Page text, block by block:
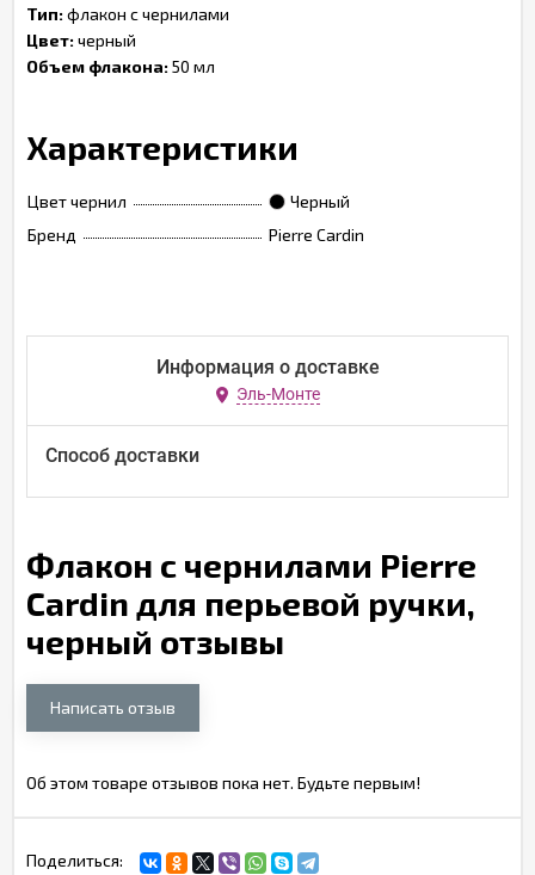
Тип:флакон с чернилами
Цвет:черный
Объем флакона:50 мл
Характеристики
Цвет чернил
Черный
Бренд
Pierre Cardin
Информация о доставке
Эль-Монте
Способ доставки
Флакон с чернилами Pierre
Cardin для перьевой ручки,
черный отзывы
Написать отзыв
Об этом товаре отзывов пока нет. Будьте первым!
Поделиться: